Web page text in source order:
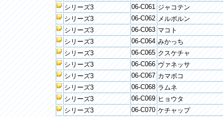
シリーズ3
06-C061 ジャコテン
シリーズ3
06-C062 メルボルン
シリーズ3
06-C063 マコト
シリーズ3
06-C064 みかっち
シリーズ3
06-C065 クスケチャ
シリーズ3
06-C066 ヴァネッサ
シリーズ3
06-C067 カマボコ
シリーズ3
06-C068 ラムネ
シリーズ3
06-C069 ヒョウタ
シリーズ3
06-C070 ケチャップ